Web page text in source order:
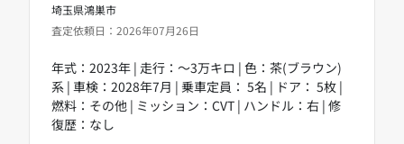
埼玉県鴻巣市
査定依頼日：2026年07月26日
年式：2023年 | 走行：～3万キロ | 色：茶(ブラウン)
系 | 車検：2028年7月 | 乗車定員： 5名 | ドア： 5枚 |
燃料：その他 | ミッション：CVT | ハンドル：右 | 修
復歴：なし